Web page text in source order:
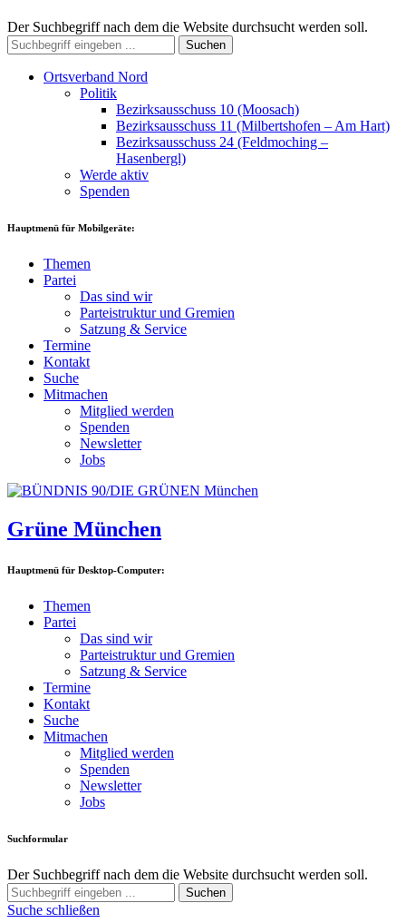
Der Suchbegriff nach dem die Website durchsucht werden soll.
Suchen
Ortsverband Nord
Politik
Bezirksausschuss 10 (Moosach)
Bezirksausschuss 11 (Milbertshofen – Am Hart)
Bezirksausschuss 24 (Feldmoching –
Hasenbergl)
Werde aktiv
Spenden
Hauptmenü für Mobilgeräte:
Themen
Partei
Das sind wir
Parteistruktur und Gremien
Satzung & Service
Termine
Kontakt
Suche
Mitmachen
Mitglied werden
Spenden
Newsletter
Jobs
Grüne München
Hauptmenü für Desktop-Computer:
Themen
Partei
Das sind wir
Parteistruktur und Gremien
Satzung & Service
Termine
Kontakt
Suche
Mitmachen
Mitglied werden
Spenden
Newsletter
Jobs
Suchformular
Der Suchbegriff nach dem die Website durchsucht werden soll.
Suchen
Suche schließen